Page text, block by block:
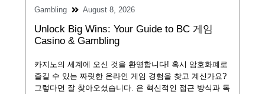
Gambling August 8, 2026
Unlock Big Wins: Your Guide to BC 게임
Casino & Gambling
카지노의 세계에 오신 것을 환영합니다! 혹시 암호화폐로
즐길 수 있는 짜릿한 온라인 게임 경험을 찾고 계신가요?
그렇다면 잘 찾아오셨습니다. 은 혁신적인 접근 방식과 독